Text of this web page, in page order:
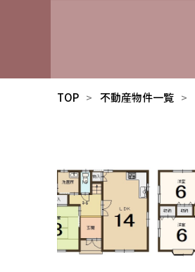
TOP 不動産物件一覧